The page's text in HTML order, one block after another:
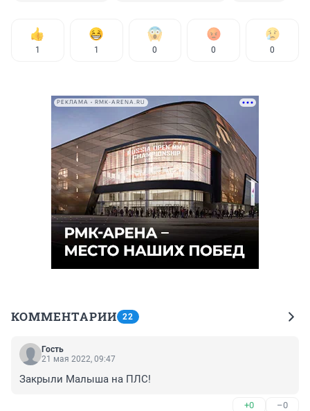
1 1 0 0 0
РЕКЛАМА • RMK-ARENA.RU
КОММЕНТАРИИ 22
Гость
21 мая 2022, 09:47
Закрыли Малыша на ПЛС!
+0 –0